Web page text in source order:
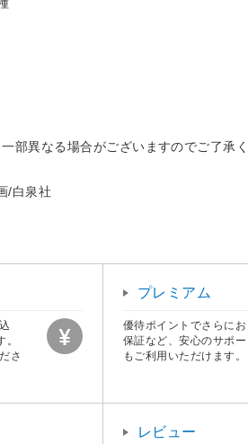
部異なる場合がございますのでご了承く
/白泉社
さ
プレミアム
優待ポイントでさらに
保証など、安心のサポ
もご利用いただけます。
レビュー